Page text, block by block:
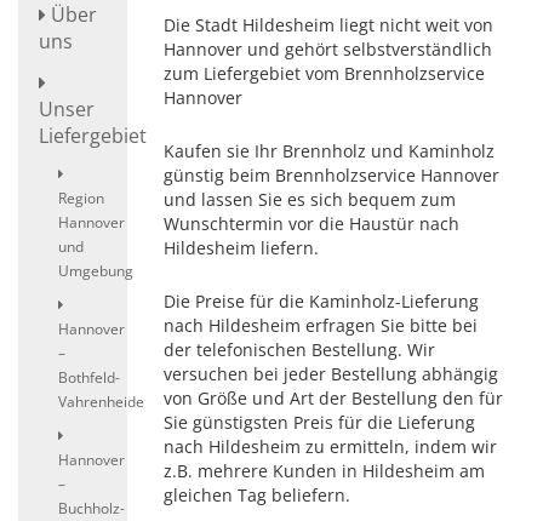
Über
uns
Unser
Liefergebiet
Region
Hannover
und
Umgebung
Hannover
–
Bothfeld-
Vahrenheide
Hannover
–
Buchholz-
Die Stadt Hildesheim liegt nicht weit von
Hannover und gehört selbstverständlich
zum Liefergebiet vom Brennholzservice
Hannover
Kaufen sie Ihr Brennholz und Kaminholz
günstig beim Brennholzservice Hannover
und lassen Sie es sich bequem zum
Wunschtermin vor die Haustür nach
Hildesheim liefern.
Die Preise für die Kaminholz-Lieferung
nach Hildesheim erfragen Sie bitte bei
der telefonischen Bestellung. Wir
versuchen bei jeder Bestellung abhängig
von Größe und Art der Bestellung den für
Sie günstigsten Preis für die Lieferung
nach Hildesheim zu ermitteln, indem wir
z.B. mehrere Kunden in Hildesheim am
gleichen Tag beliefern.